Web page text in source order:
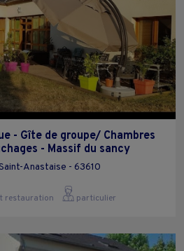
- Gîte de groupe/ Chambres
- Massif du sancy
Anastaise - 63610
restauration particulier